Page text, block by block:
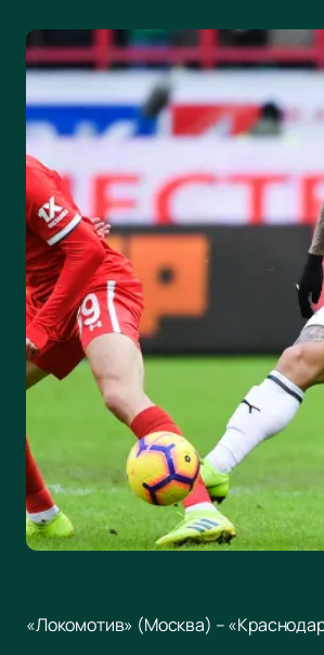
«Локомотив» (Москва) –